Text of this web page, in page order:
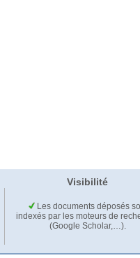
Visibilité
Les documents déposés
indexés par les moteurs de
(Google Scholar,…).